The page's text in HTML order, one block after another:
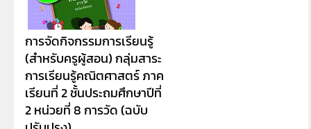
การจัดกิจกรรมการเรียนรู้
(สำหรับครูผู้สอน) กลุ่มสาระ
การเรียนรู้คณิตศาสตร์ ภาค
เรียนที่ 2 ชั้นประถมศึกษาปีที่
2 หน่วยที่ 8 การวัด (ฉบับ